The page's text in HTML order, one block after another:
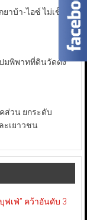
าบ้า-ไอซ์ ไม่เข็ด!
มพิพาทที่ดินวัดดัง
ส่วน ยกระดับ
ะเยาวชน
เฟ่” คว้าอันดับ 3